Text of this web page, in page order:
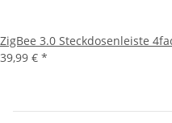
ZigBee 3.0 Steckdosenleiste
39,99 € *